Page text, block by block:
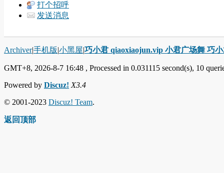
打个招呼
发送消息
Archiver|手机版|小黑屋|巧小君 qiaoxiaojun.vip 小君广场舞 巧
GMT+8, 2026-8-7 16:48 , Processed in 0.031115 second(s), 10
Powered by Discuz! X3.4
© 2001-2023 Discuz! Team.
返回顶部